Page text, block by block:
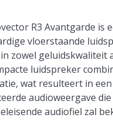
R3 Avantgarde is
vloerstaande
zowel geluidskwaliteit
luidspreker
wat resulteert in
audioweergave
audiofiel zal